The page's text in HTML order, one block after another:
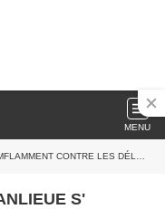
MENU
CONTRE LES DÉLESTAGES
S'